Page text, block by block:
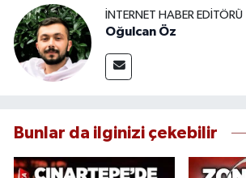
İNTERNET HABER EDITÖRÜ
Oğulcan Öz
Bunlar da ilginizi çekebilir